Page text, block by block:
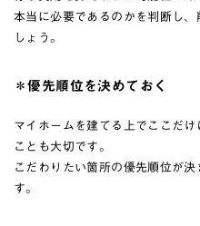
本当に必要であるのかを判断し
しょう。
＊優先順位を決めておく
マイホームを建てる上でここだ
ことも大切です。
こだわりたい箇所の優先順位が
す。